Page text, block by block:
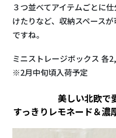
３つ並べてアイテムごとに
けたりなど、収納スペース
ですね。
ミニストレージボックス 各
※2月中旬頃入荷予定
美しい北欧で
すっきりレモネード＆濃